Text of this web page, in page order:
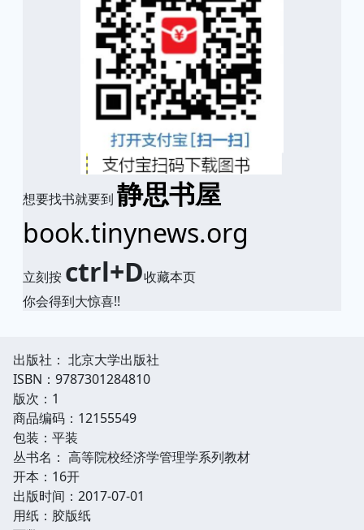
想要找书就要到 静思书屋
book.tinynews.org
立刻按 ctrl+D收藏本页
你会得到大惊喜!!
出版社： 北京大学出版社
ISBN：9787301284810
版次：1
商品编码：12155549
包装：平装
丛书名： 高等院校经济学管理学系列教材
开本：16开
出版时间：2017-07-01
用纸：胶版纸